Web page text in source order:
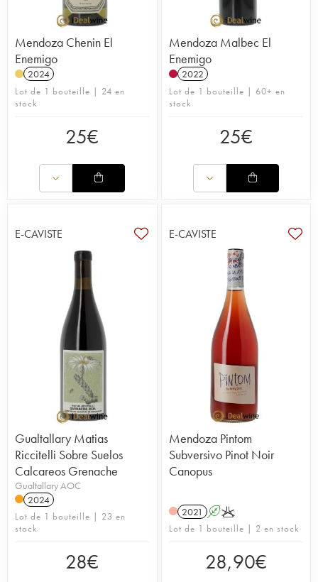
Mendoza Chenin El
Enemigo
2024
Lot de 1 bouteille | 24 en
stock
25€
Mendoza Malbec El
Enemigo
2022
Lot de 1 bouteille | 60+ en
stock
25€
E-CAVISTE
Gualtallary Matias
Riccitelli Sobre Suelos
Calcareos Grenache
Gualtallary AOC
2024
Lot de 1 bouteille | 23 en
stock
28€
E-CAVISTE
Mendoza Pintom
Subversivo Pinot Noir
Canopus
2021 AK
Lot de 1 bouteille | 2 en stock
28,90€